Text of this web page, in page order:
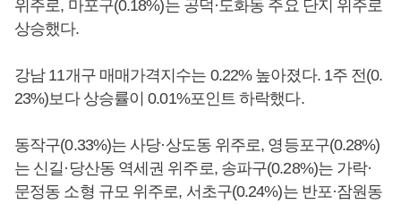
위주로, 마포구(0.18%)는 공덕·도화동 주요 단지 위주로
상승했다.
강남 11개구 매매가격지수는 0.22% 높아졌다. 1주 전(0.
23%)보다 상승률이 0.01%포인트 하락했다.
동작구(0.33%)는 사당·상도동 위주로, 영등포구(0.28%)
는 신길·당산동 역세권 위주로, 송파구(0.28%)는 가락·
문정동 소형 규모 위주로, 서초구(0.24%)는 반포·잠원동